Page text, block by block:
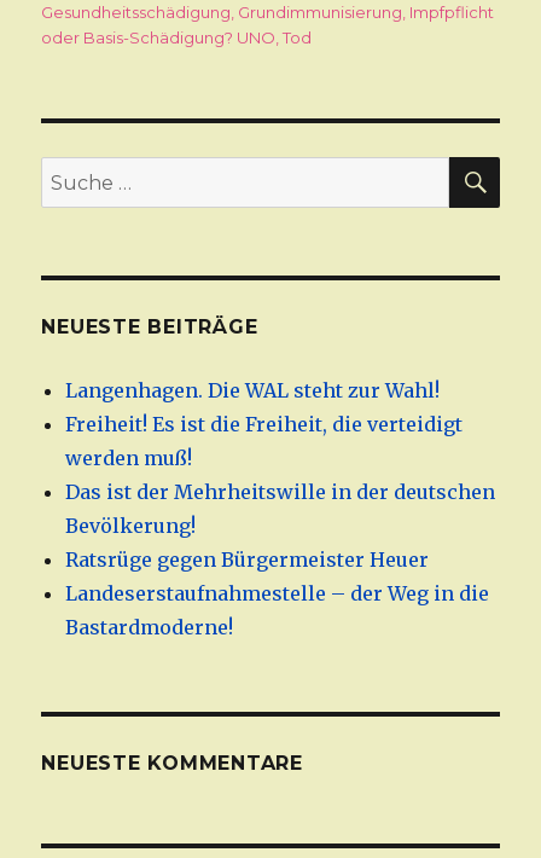
Gesundheitsschädigung, Grundimmunisierung, Impfpflicht
oder Basis-Schädigung? UNO,Tod
Suche
nach:
NEUESTE BEITRÄGE
Langenhagen. Die WAL steht zur Wahl!
Freiheit! Es ist die Freiheit, die verteidigt
werden muß!
Das ist der Mehrheitswille in der deutschen
Bevölkerung!
Ratsrüge gegen Bürgermeister Heuer
Landeserstaufnahmestelle – der Weg in die
Bastardmoderne!
NEUESTE KOMMENTARE